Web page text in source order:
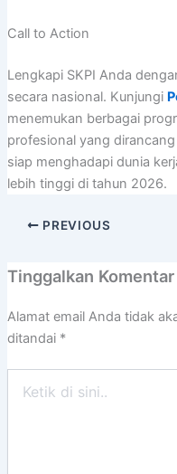
Call to Action
Lengkapi SKPI Anda
secara nasional. Kunjungi
menemukan berbagai
profesional yang
siap menghadapi dunia
lebih tinggi di tahun 2026.
PREVIOUS
Tinggalkan Komentar
Alamat email Anda tidak
ditandai *